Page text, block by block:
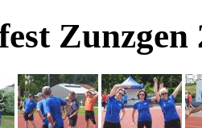
Zunzgen